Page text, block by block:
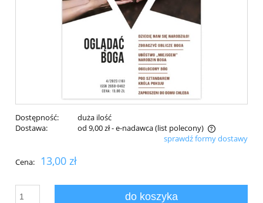
Dostępność:
duża ilość
Dostawa:
od 9,00 zł- e-nadawca (list polecony)
Cena nie zawiera ewentualnych kosztów płatnościsprawdź formy dostawy
Cena: 13,00 zł
do koszyka